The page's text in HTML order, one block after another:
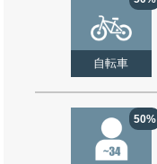
自転車
50%